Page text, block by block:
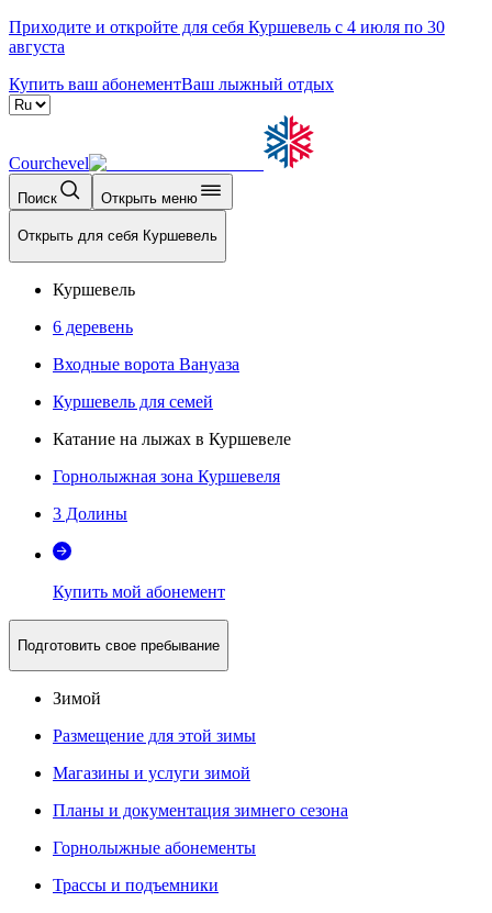
Приходите и откройте для себя Куршевель с 4 июля по 30
августа
Купить ваш абонементВаш лыжный отдых
Courchevel
Поиск Открыть меню
Открыть для себя Куршевель
Куршевель
6 деревень
Входные ворота Вануаза
Куршевель для семей
Катание на лыжах в Куршевеле
Горнолыжная зона Куршевеля
3 Долины
Купить мой абонемент
Подготовить свое пребывание
Зимой
Размещение для этой зимы
Магазины и услуги зимой
Планы и документация зимнего сезона
Горнолыжные абонементы
Трассы и подъемники